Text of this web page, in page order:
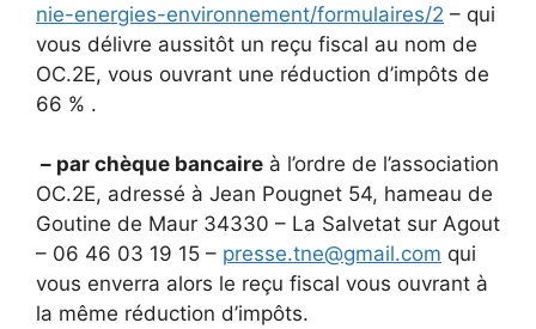
nie-energies-environnement/formulaires/2 – qui
vous délivre aussitôt un reçu fiscal au nom de
OC.2E, vous ouvrant une réduction d’impôts de
66 % .
– par chèque bancaire à l’ordre de l’association
OC.2E, adressé à Jean Pougnet 54, hameau de
Goutine de Maur 34330 – La Salvetat sur Agout
– 06 46 03 19 15 – presse.tne@gmail.com qui
vous enverra alors le reçu fiscal vous ouvrant à
la même réduction d’impôts.